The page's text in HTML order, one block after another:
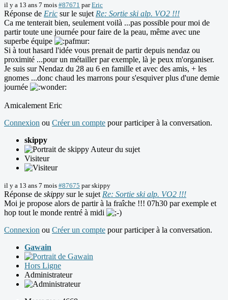
il y a 13 ans 7 mois #87671 parEric
Réponse de Eric sur le sujet Re: Sortie ski alp. VO2 !!!
Ca me tenterait bien, seulement voilà ...pas possible pour moi de
partir toute une journée pour faire de la peau, même avec une
superbe équipe
Si à tout hasard l'idée vous prenait de partir depuis nendaz ou
proximité ...pour un métailler par exemple, là je peux m'organiser.
Je suis sur Nendaz du 28 au 6 en famille et avec des amis, + les
gnomes ...donc chaud les marrons pour s'esquiver plus d'une demie
journée
Amicalement Eric
Connexion ou Créer un compte pour participer à la conversation.
skippy
Auteur du sujet
Visiteur
il y a 13 ans 7 mois #87675 parskippy
Réponse de skippy sur le sujet Re: Sortie ski alp. VO2 !!!
Moi je propose alors de partir à la fraîche !!! 07h30 par exemple et
hop tout le monde rentré à midi
Connexion ou Créer un compte pour participer à la conversation.
Gawain
Hors Ligne
Administrateur